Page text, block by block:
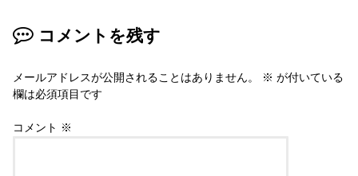
コメントを残す
メールアドレスが公開されることはありません。 ※ が付いている
欄は必須項目です
コメント ※